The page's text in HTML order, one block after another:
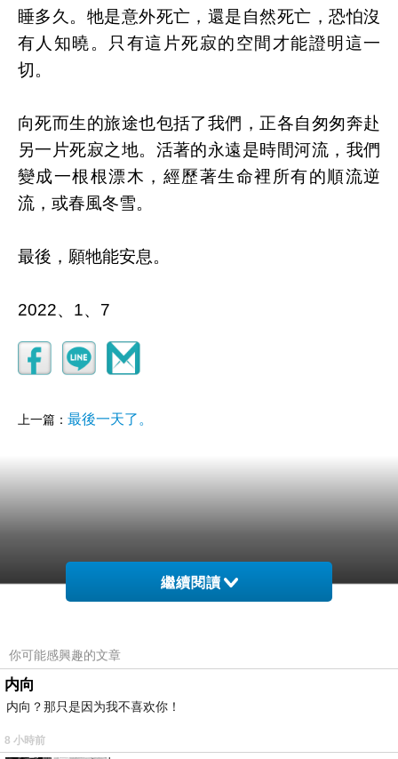
睡多久。牠是意外死亡，還是自然死亡，恐怕沒
有人知曉。只有這片死寂的空間才能證明這一
切。
向死而生的旅途也包括了我們，正各自匆匆奔赴
另一片死寂之地。活著的永遠是時間河流，我們
變成一根根漂木，經歷著生命裡所有的順流逆
流，或春風冬雪。
最後，願牠能安息。
2022、1、7
上一篇： 最後一天了。
繼續閱讀
你可能感興趣的文章
内向
内向？那只是因为我不喜欢你！
8 小時前